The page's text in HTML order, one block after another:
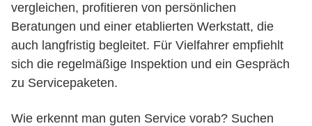
vergleichen, profitieren von persönlichen
Beratungen und einer etablierten Werkstatt, die
auch langfristig begleitet. Für Vielfahrer empfiehlt
sich die regelmäßige Inspektion und ein Gespräch
zu Servicepaketen.
Wie erkennt man guten Service vorab? Suchen